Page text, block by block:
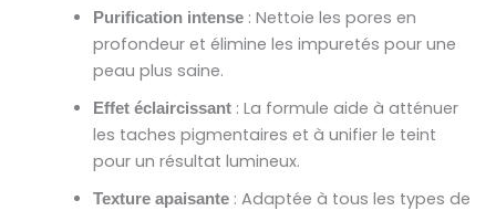
Purification intense : Nettoie les pores en
profondeur et élimine les impuretés pour une
peau plus saine.
Effet éclaircissant : La formule aide à atténuer
les taches pigmentaires et à unifier le teint
pour un résultat lumineux.
Texture apaisante : Adaptée à tous les types de